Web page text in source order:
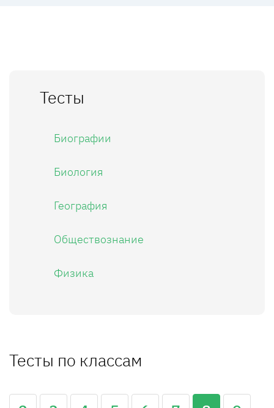
Тесты
Биографии
Биология
География
Обществознание
Физика
Тесты по классам